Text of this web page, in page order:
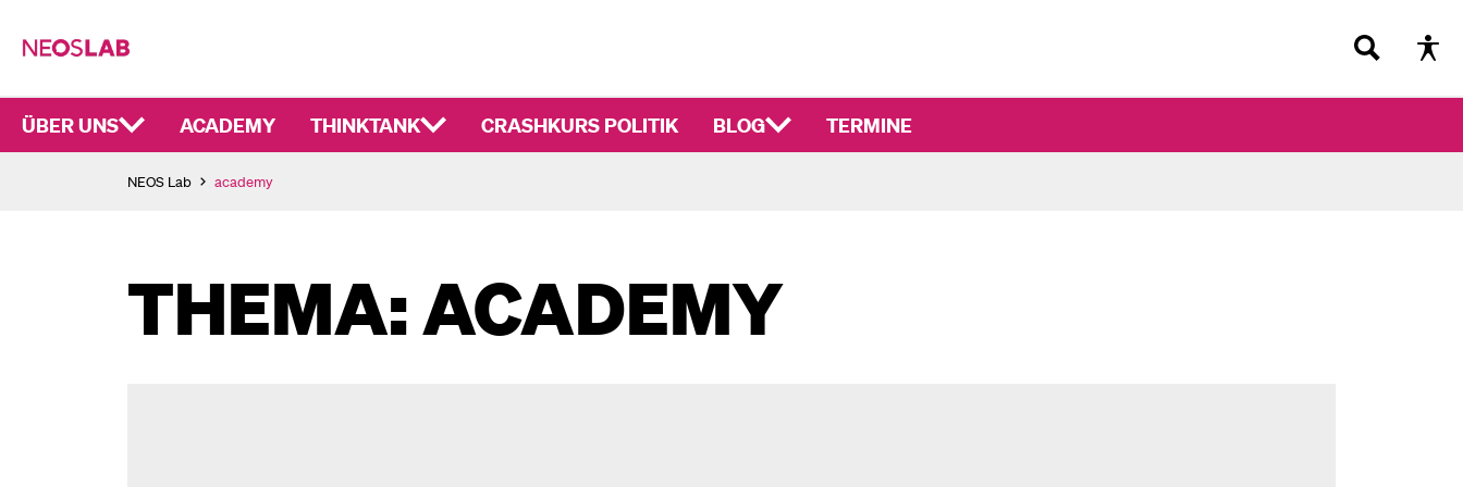
ÜBER UNS ACADEMY THINKTANK CRASHKURS POLITIK BLOG TERMINE
NEOS Lab academy
THEMA: ACADEMY